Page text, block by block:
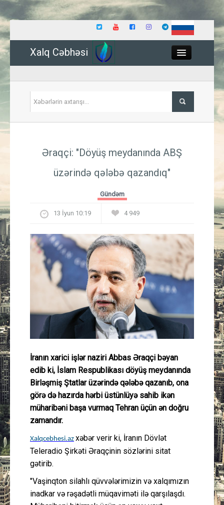
Xalq Cəbhəsi
İqtisadiyyat
Güney Azərbaycan
Mədəniyyət
Müsahibə
İdman
Layihə
Gündəm
Cəmiyyət
Əlaqə
Əraqçi: "Döyüş meydanında ABŞ
üzərində qələbə qazandıq"
Gündəm
13 İyun 10:19 4 949
İranın xarici işlər naziri Abbas Əraqçi bəyan
edib ki, İslam Respublikası döyüş meydanında
Birləşmiş Ştatlar üzərində qələbə qazanıb, ona
görə də hazırda hərbi üstünlüyə sahib ikən
müharibəni başa vurmaq Tehran üçün ən doğru
zamandır.
Xalqcebhesi.az xəbər verir ki, İranın Dövlət
Teleradio Şirkəti Əraqçinin sözlərini sitat
gətirib.
"Vaşinqton silahlı qüvvələrimizin və xalqımızın
inadkar və rəşadətli müqaviməti ilə qarşılaşdı.